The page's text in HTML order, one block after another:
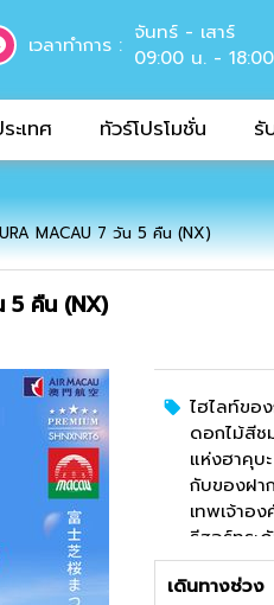
เวลาทำการ : จันทร์ - เสาร์
09:00 น. -
ะเทศ ทัวร์โปรโมชั่น รั
MACAU 7 วัน 5 คืน (NX)
5 คืน (NX)
ไฮไลท์ขอ
ดอกไม้สีช
แห่งฮาคุบ
กับของฝา
เทพเจ้าอ
รีสอร์ทระ
เท่านั้น!!!
อาหารพิเ
เดินทางช่วง